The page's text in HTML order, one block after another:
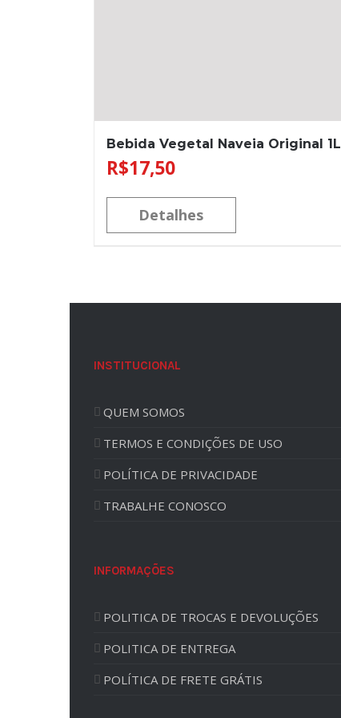
Bebida Vegetal Naveia Original 1L
R$17,50
Detalhes
INSTITUCIONAL
QUEM SOMOS
TERMOS E CONDIÇÕES DE USO
POLÍTICA DE PRIVACIDADE
TRABALHE CONOSCO
INFORMAÇÕES
POLITICA DE TROCAS E DEVOLUÇÕES
POLITICA DE ENTREGA
POLÍTICA DE FRETE GRÁTIS